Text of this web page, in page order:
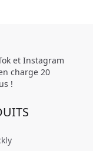
et Instagram
charge 20
!